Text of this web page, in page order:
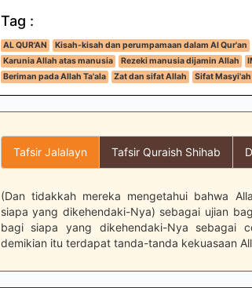
Tag :
AL QUR'AN Kisah-kisah dan perumpamaan dalam Al Qur'an
Karunia Allah atas manusia
Rezeki manusia dijamin Allah
Beriman pada Allah Ta'ala
Zat dan sifat Allah Sifat
Tafsir Jalalayn Tafsir Quraish Shihab
(Dan tidakkah mereka mengetahui bahwa
siapa yang dikehendaki-Nya) sebagai ujian
bagi siapa yang dikehendaki-Nya sebagai
demikian itu terdapat tanda-tanda kekuasaan